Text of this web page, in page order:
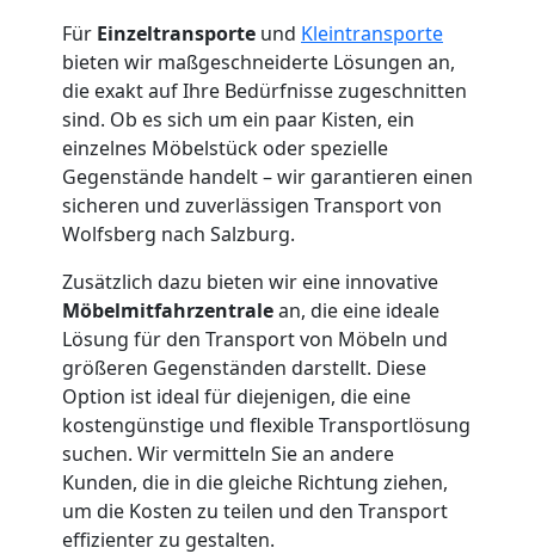
Für Einzeltransporte und Kleintransporte
bieten wir maßgeschneiderte Lösungen an,
die exakt auf Ihre Bedürfnisse zugeschnitten
sind. Ob es sich um ein paar Kisten, ein
einzelnes Möbelstück oder spezielle
Gegenstände handelt – wir garantieren einen
sicheren und zuverlässigen Transport von
Wolfsberg nach Salzburg.
Zusätzlich dazu bieten wir eine innovative
Möbelmitfahrzentralean, die eine ideale
Lösung für den Transport von Möbeln und
größeren Gegenständen darstellt. Diese
Option ist ideal für diejenigen, die eine
kostengünstige und flexible Transportlösung
suchen. Wir vermitteln Sie an andere
Kunden, die in die gleiche Richtung ziehen,
um die Kosten zu teilen und den Transport
effizienter zu gestalten.